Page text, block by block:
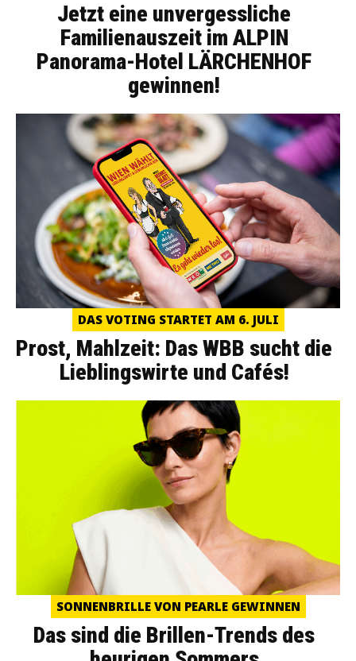
Jetzt eine unvergessliche
Familienauszeit im ALPIN
Panorama-Hotel LÄRCHENHOF
gewinnen!
DAS VOTING STARTET AM 6. JULI
Prost, Mahlzeit: Das WBB sucht die
Lieblingswirte und Cafés!
SONNENBRILLE VON PEARLE GEWINNEN
Das sind die Brillen-Trends des